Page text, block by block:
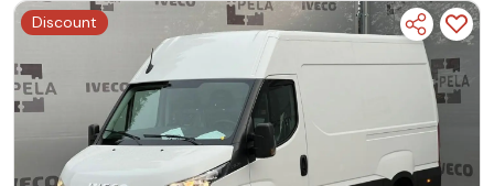
Discount